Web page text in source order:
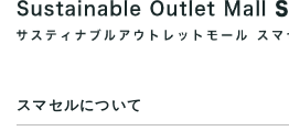
スマセルについて